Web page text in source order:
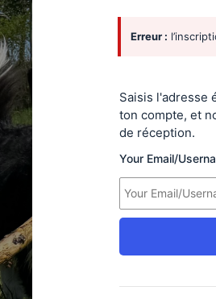
Se
connecter
Erreur :
Saisis l'adresse
ton compte, et
de réception.
Your Email/